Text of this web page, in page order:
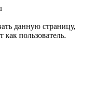
данную страницу,
как пользователь.